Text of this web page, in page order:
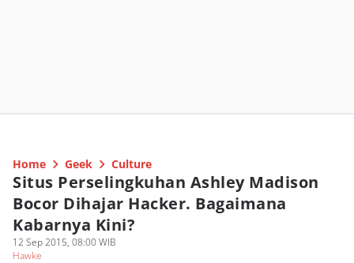
Home Geek Culture
Situs Perselingkuhan Ashley Madison
Bocor Dihajar Hacker. Bagaimana
Kabarnya Kini?
12 Sep 2015, 08:00 WIB
Hawke